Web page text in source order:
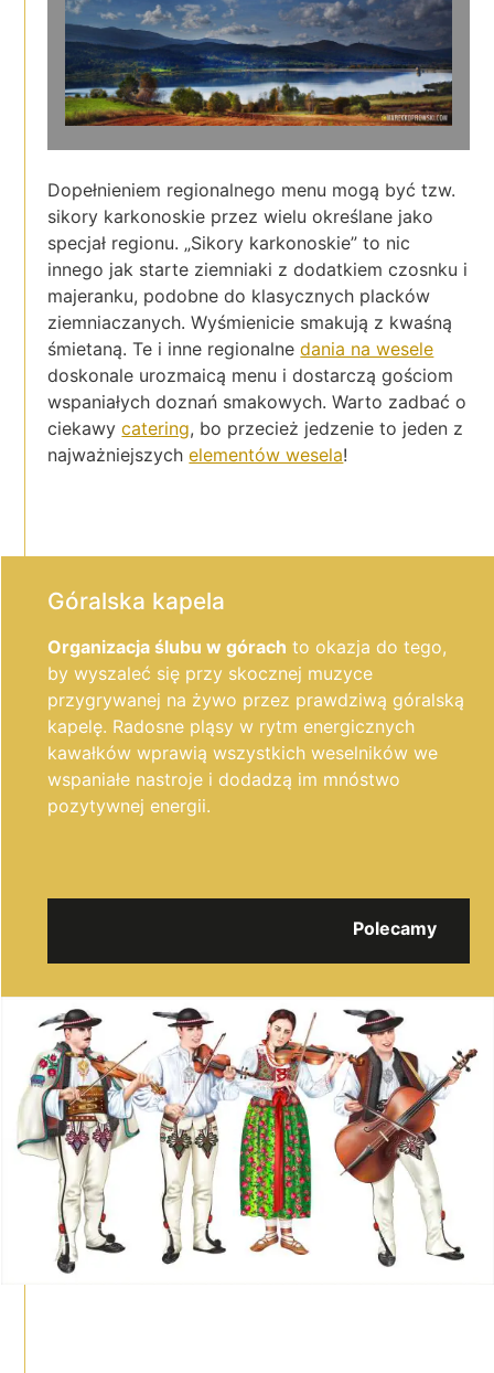
Dopełnieniem regionalnego menu mogą być tzw.
sikory karkonoskie przez wielu określane jako
specjał regionu. „Sikory karkonoskie” to nic
innego jak starte ziemniaki z dodatkiem czosnku i
majeranku, podobne do klasycznych placków
ziemniaczanych. Wyśmienicie smakują z kwaśną
śmietaną. Te i inne regionalnedania na wesele
doskonale urozmaicą menu i dostarczą gościom
wspaniałych doznań smakowych. Warto zadbać o
ciekawycatering, bo przecież jedzenie to jeden z
najważniejszychelementów wesela!
Góralska kapela
Organizacja ślubu w górach to okazja do tego,
by wyszaleć się przy skocznej muzyce
przygrywanej na żywo przez prawdziwą góralską
kapelę. Radosne pląsy w rytm energicznych
kawałków wprawią wszystkich weselników we
wspaniałe nastroje i dodadzą im mnóstwo
pozytywnej energii.
Polecamy